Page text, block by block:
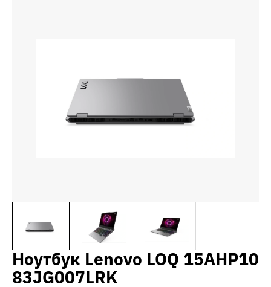
Ноутбук Lenovo LOQ 15AHP10
83JG007LRK